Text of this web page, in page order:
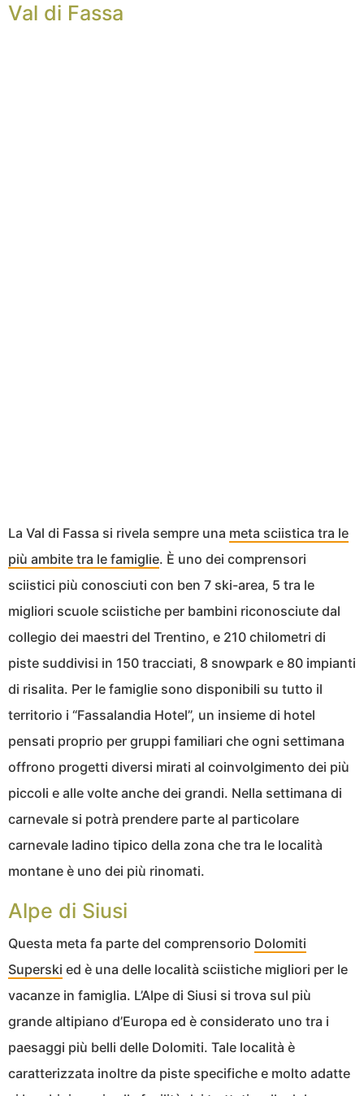
Val di Fassa
La Val di Fassa si rivela sempre una meta sciistica tra le
più ambite tra le famiglie. È uno dei comprensori
sciistici più conosciuti con ben 7 ski-area, 5 tra le
migliori scuole sciistiche per bambini riconosciute dal
collegio dei maestri del Trentino, e 210 chilometri di
piste suddivisi in 150 tracciati, 8 snowpark e 80 impianti
di risalita. Per le famiglie sono disponibili su tutto il
territorio i “Fassalandia Hotel”, un insieme di hotel
pensati proprio per gruppi familiari che ogni settimana
offrono progetti diversi mirati al coinvolgimento dei più
piccoli e alle volte anche dei grandi. Nella settimana di
carnevale si potrà prendere parte al particolare
carnevale ladino tipico della zona che tra le località
montane è uno dei più rinomati.
Alpe di Siusi
Questa meta fa parte del comprensorio Dolomiti
Superski ed è una delle località sciistiche migliori per le
vacanze in famiglia. L’Alpe di Siusi si trova sul più
grande altipiano d’Europa ed è considerato uno tra i
paesaggi più belli delle Dolomiti. Tale località è
caratterizzata inoltre da piste specifiche e molto adatte